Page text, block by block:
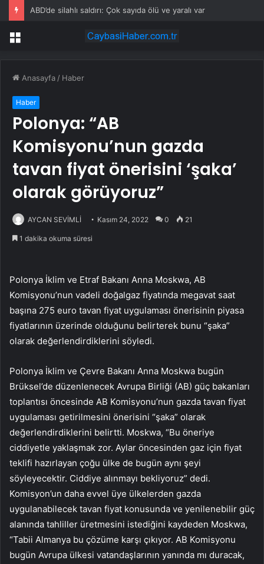
ABD’de silahlı saldırı: Çok sayıda ölü ve yaralı var
Menü
Anasayfa / Haber
Haber
Polonya: “AB
Komisyonu’nun gazda
tavan fiyat önerisini ‘şaka’
olarak görüyoruz”
AYCAN SEVİMLİ Kasım 24, 2022 0 21
1 dakika okuma süresi
Polonya İklim ve Etraf Bakanı Anna Moskwa, AB
Komisyonu’nun vadeli doğalgaz fiyatında megavat saat
başına 275 euro tavan fiyat uygulaması önerisinin piyasa
fiyatlarının üzerinde olduğunu belirterek bunu “şaka”
olarak değerlendirdiklerini söyledi.
Polonya İklim ve Çevre Bakanı Anna Moskwa bugün
Brüksel’de düzenlenecek Avrupa Birliği (AB) güç bakanları
toplantısı öncesinde AB Komisyonu’nun gazda tavan fiyat
uygulaması getirilmesini önerisini “şaka” olarak
değerlendirdiklerini belirtti. Moskwa, “Bu öneriye
ciddiyetle yaklaşmak zor. Aylar öncesinden gaz için fiyat
teklifi hazırlayan çoğu ülke de bugün aynı şeyi
söyleyecektir. Ciddiye alınmayı bekliyoruz” dedi.
Komisyon’un daha evvel üye ülkelerden gazda
uygulanabilecek tavan fiyat konusunda ve yenilenebilir güç
alanında tahliller üretmesini istediğini kaydeden Moskwa,
“Tabii Almanya bu çözüme karşı çıkıyor. AB Komisyonu
bugün Avrupa ülkesi vatandaşlarının yanında mı duracak,